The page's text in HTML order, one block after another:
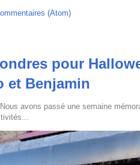
(Atom)
pour
et Benjamin
avons passé une semaine